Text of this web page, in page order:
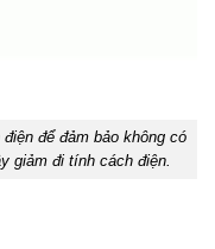
để đảm bảo không có
giảm đi tính cách điện.